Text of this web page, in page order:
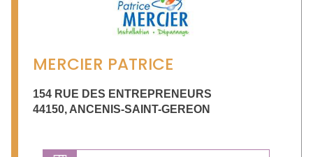
MERCIER PATRICE
154 RUE DES ENTREPRENEURS
44150, ANCENIS-SAINT-GEREON